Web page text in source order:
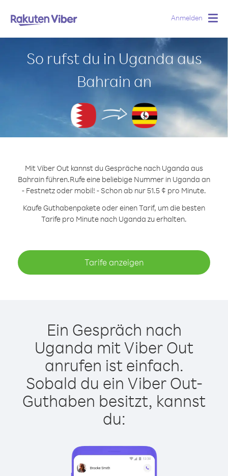
Anmelden
So rufst du in Uganda aus
Bahrain an
Mit Viber Out kannst du Gespräche nach Uganda aus
Bahrain führen.Rufe eine beliebige Nummer in Uganda an
- Festnetz oder mobil! - Schon ab nur 51.5 ¢ pro Minute.
Kaufe Guthabenpakete oder einen Tarif, um die besten
Tarife pro Minute nach Uganda zu erhalten.
Tarife anzeigen
Ein Gespräch nach
Uganda mit Viber Out
anrufen ist einfach.
Sobald du ein Viber Out-
Guthaben besitzt, kannst
du: